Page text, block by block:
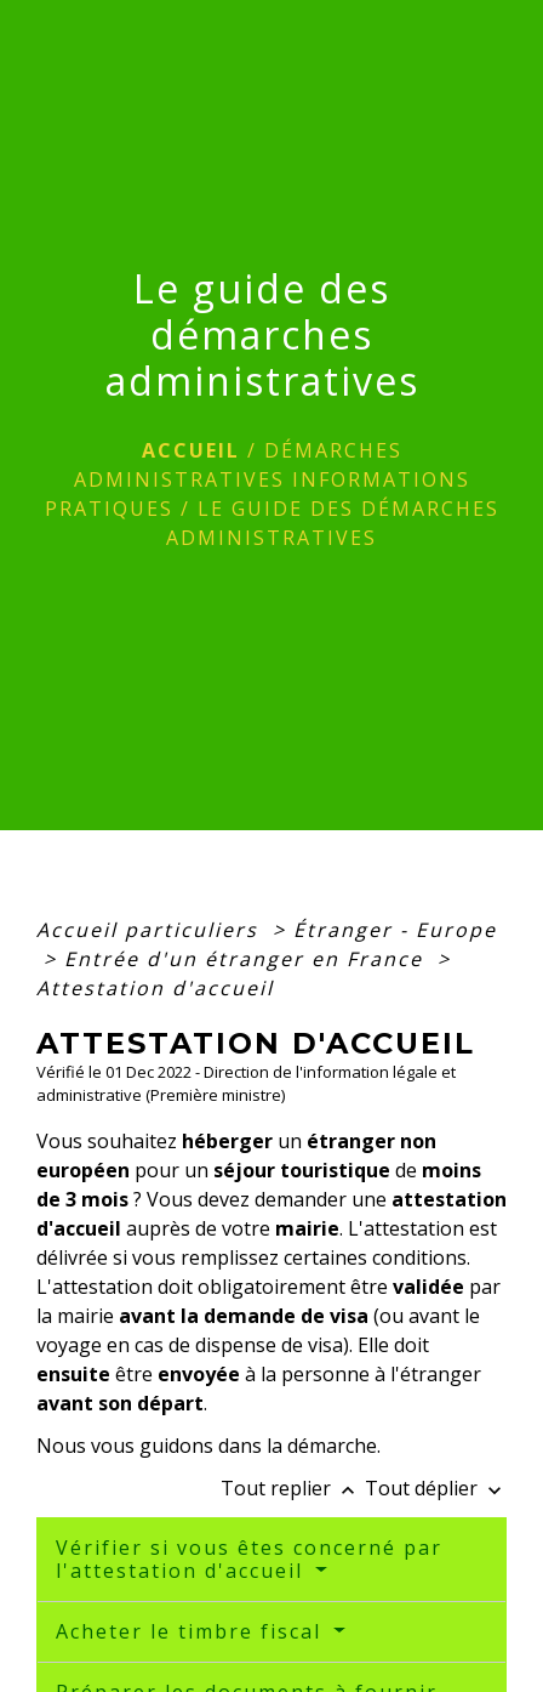
Le guide des
démarches
administratives
ACCUEIL / DÉMARCHES
ADMINISTRATIVES INFORMATIONS
PRATIQUES / LE GUIDE DES DÉMARCHES
ADMINISTRATIVES
Accueil particuliers > Étranger - Europe
> Entrée d'un étranger en France
>
Attestation d'accueil
ATTESTATION D'ACCUEIL
Vérifié le 01 Dec 2022 - Direction de l'information légale et
administrative (Première ministre)
Vous souhaitez héberger un étranger non
européen pour un séjour touristique de moins
de 3 mois? Vous devez demander une attestation
d'accueil auprès de votre mairie. L'attestation est
délivrée si vous remplissez certaines conditions.
L'attestation doit obligatoirement être validée par
la mairie avant la demande de visa (ou avant le
voyage en cas de dispense de visa). Elle doit
ensuite être envoyée à la personne à l'étranger
avant son départ.
Nous vous guidons dans la démarche.
Tout replier keyboard_arrow_up Tout déplier keyboard_arrow_down
Vérifier si vous êtes concerné par
l'attestation d'accueil
Acheter le timbre fiscal